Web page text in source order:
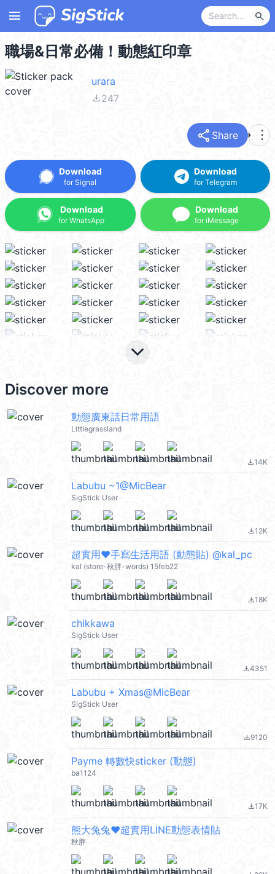
menu search
職場&日常必備！動態紅印章
urara
file_download247
share Share more_vert
Download
for Signal
Download
for WhatsApp
Download
for Telegram
Download
for iMessage
keyboard_arrow_down
Discover more
動態廣東話日常用語
Littlegrassland
file_download14K
Labubu ~1@MicBear
SigStick User
file_download12K
超實用❤手寫生活用語 (動態貼) @kal_pc
kal (store-秋胖-words) 15feb22
file_download18K
chikkawa
SigStick User
file_download4351
Labubu + Xmas@MicBear
SigStick User
file_download9120
Payme 轉數快sticker (動態)
ba1124
file_download17K
熊大兔兔❤超實用LINE動態表情貼
秋胖